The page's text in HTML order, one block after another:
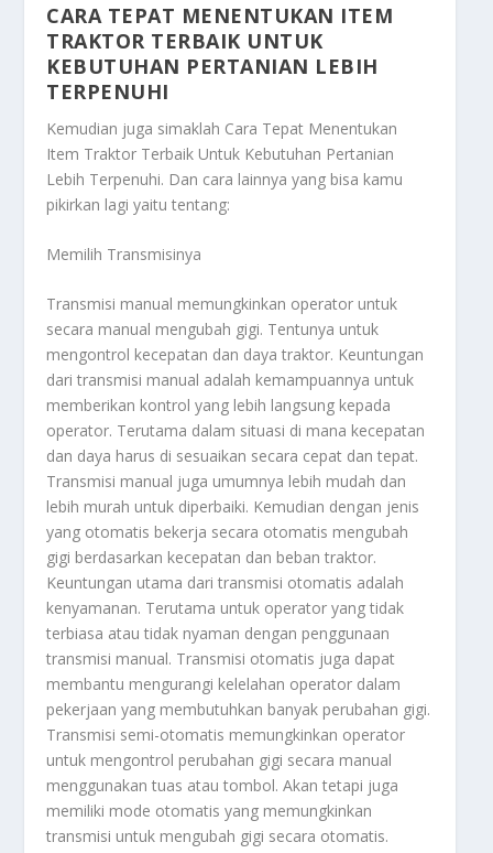
CARA TEPAT MENENTUKAN ITEM
TRAKTOR TERBAIK UNTUK
KEBUTUHAN PERTANIAN LEBIH
TERPENUHI
Kemudian juga simaklah Cara Tepat Menentukan
Item Traktor Terbaik Untuk Kebutuhan Pertanian
Lebih Terpenuhi. Dan cara lainnya yang bisa kamu
pikirkan lagi yaitu tentang:
Memilih Transmisinya
Transmisi manual memungkinkan operator untuk
secara manual mengubah gigi. Tentunya untuk
mengontrol kecepatan dan daya traktor. Keuntungan
dari transmisi manual adalah kemampuannya untuk
memberikan kontrol yang lebih langsung kepada
operator. Terutama dalam situasi di mana kecepatan
dan daya harus di sesuaikan secara cepat dan tepat.
Transmisi manual juga umumnya lebih mudah dan
lebih murah untuk diperbaiki. Kemudian dengan jenis
yang otomatis bekerja secara otomatis mengubah
gigi berdasarkan kecepatan dan beban traktor.
Keuntungan utama dari transmisi otomatis adalah
kenyamanan. Terutama untuk operator yang tidak
terbiasa atau tidak nyaman dengan penggunaan
transmisi manual. Transmisi otomatis juga dapat
membantu mengurangi kelelahan operator dalam
pekerjaan yang membutuhkan banyak perubahan gigi.
Transmisi semi-otomatis memungkinkan operator
untuk mengontrol perubahan gigi secara manual
menggunakan tuas atau tombol. Akan tetapi juga
memiliki mode otomatis yang memungkinkan
transmisi untuk mengubah gigi secara otomatis.